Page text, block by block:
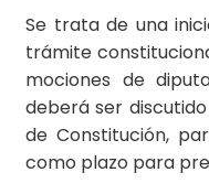
Se trata de una
trámite
mociones de
deberá ser
de Constitución,
como plazo para